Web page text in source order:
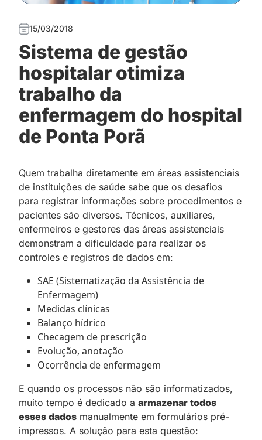
15/03/2018
Sistema de gestão
hospitalar otimiza
trabalho da
enfermagem do hospital
de Ponta Porã
Quem trabalha diretamente em áreas assistenciais
de instituições de saúde sabe que os desafios
para registrar informações sobre procedimentos e
pacientes são diversos. Técnicos, auxiliares,
enfermeiros e gestores das áreas assistenciais
demonstram a dificuldade para realizar os
controles e registros de dados em:
SAE (Sistematização da Assistência de
Enfermagem)
Medidas clínicas
Balanço hídrico
Checagem de prescrição
Evolução, anotação
Ocorrência de enfermagem
E quando os processos não são informatizados,
muito tempo é dedicado a armazenar todos
esses dados manualmente em formulários pré-
impressos. A solução para esta questão: